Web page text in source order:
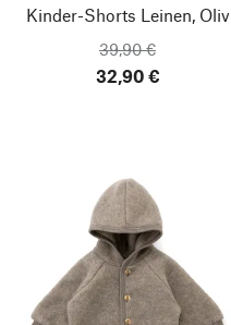
Kinder-Shorts Leinen, Oliv
39,90 €
32,90 €